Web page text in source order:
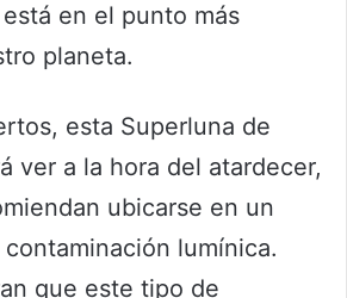
en el punto más
planeta.
esta Superluna de
ver a la hora del atardecer,
ubicarse en un
lumínica.
que este tipo de